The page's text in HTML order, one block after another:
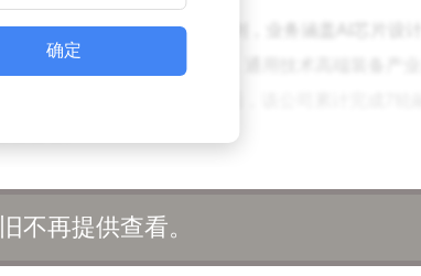
于2011年，法定代表人欧阳剑，业务涵盖AI芯片设计
投资者。
。据行业调研纪要披露，其2025年营收预计突破50
该公司估值存在分歧，高盛测算百度持有的59%股
确定
不再提供查看。